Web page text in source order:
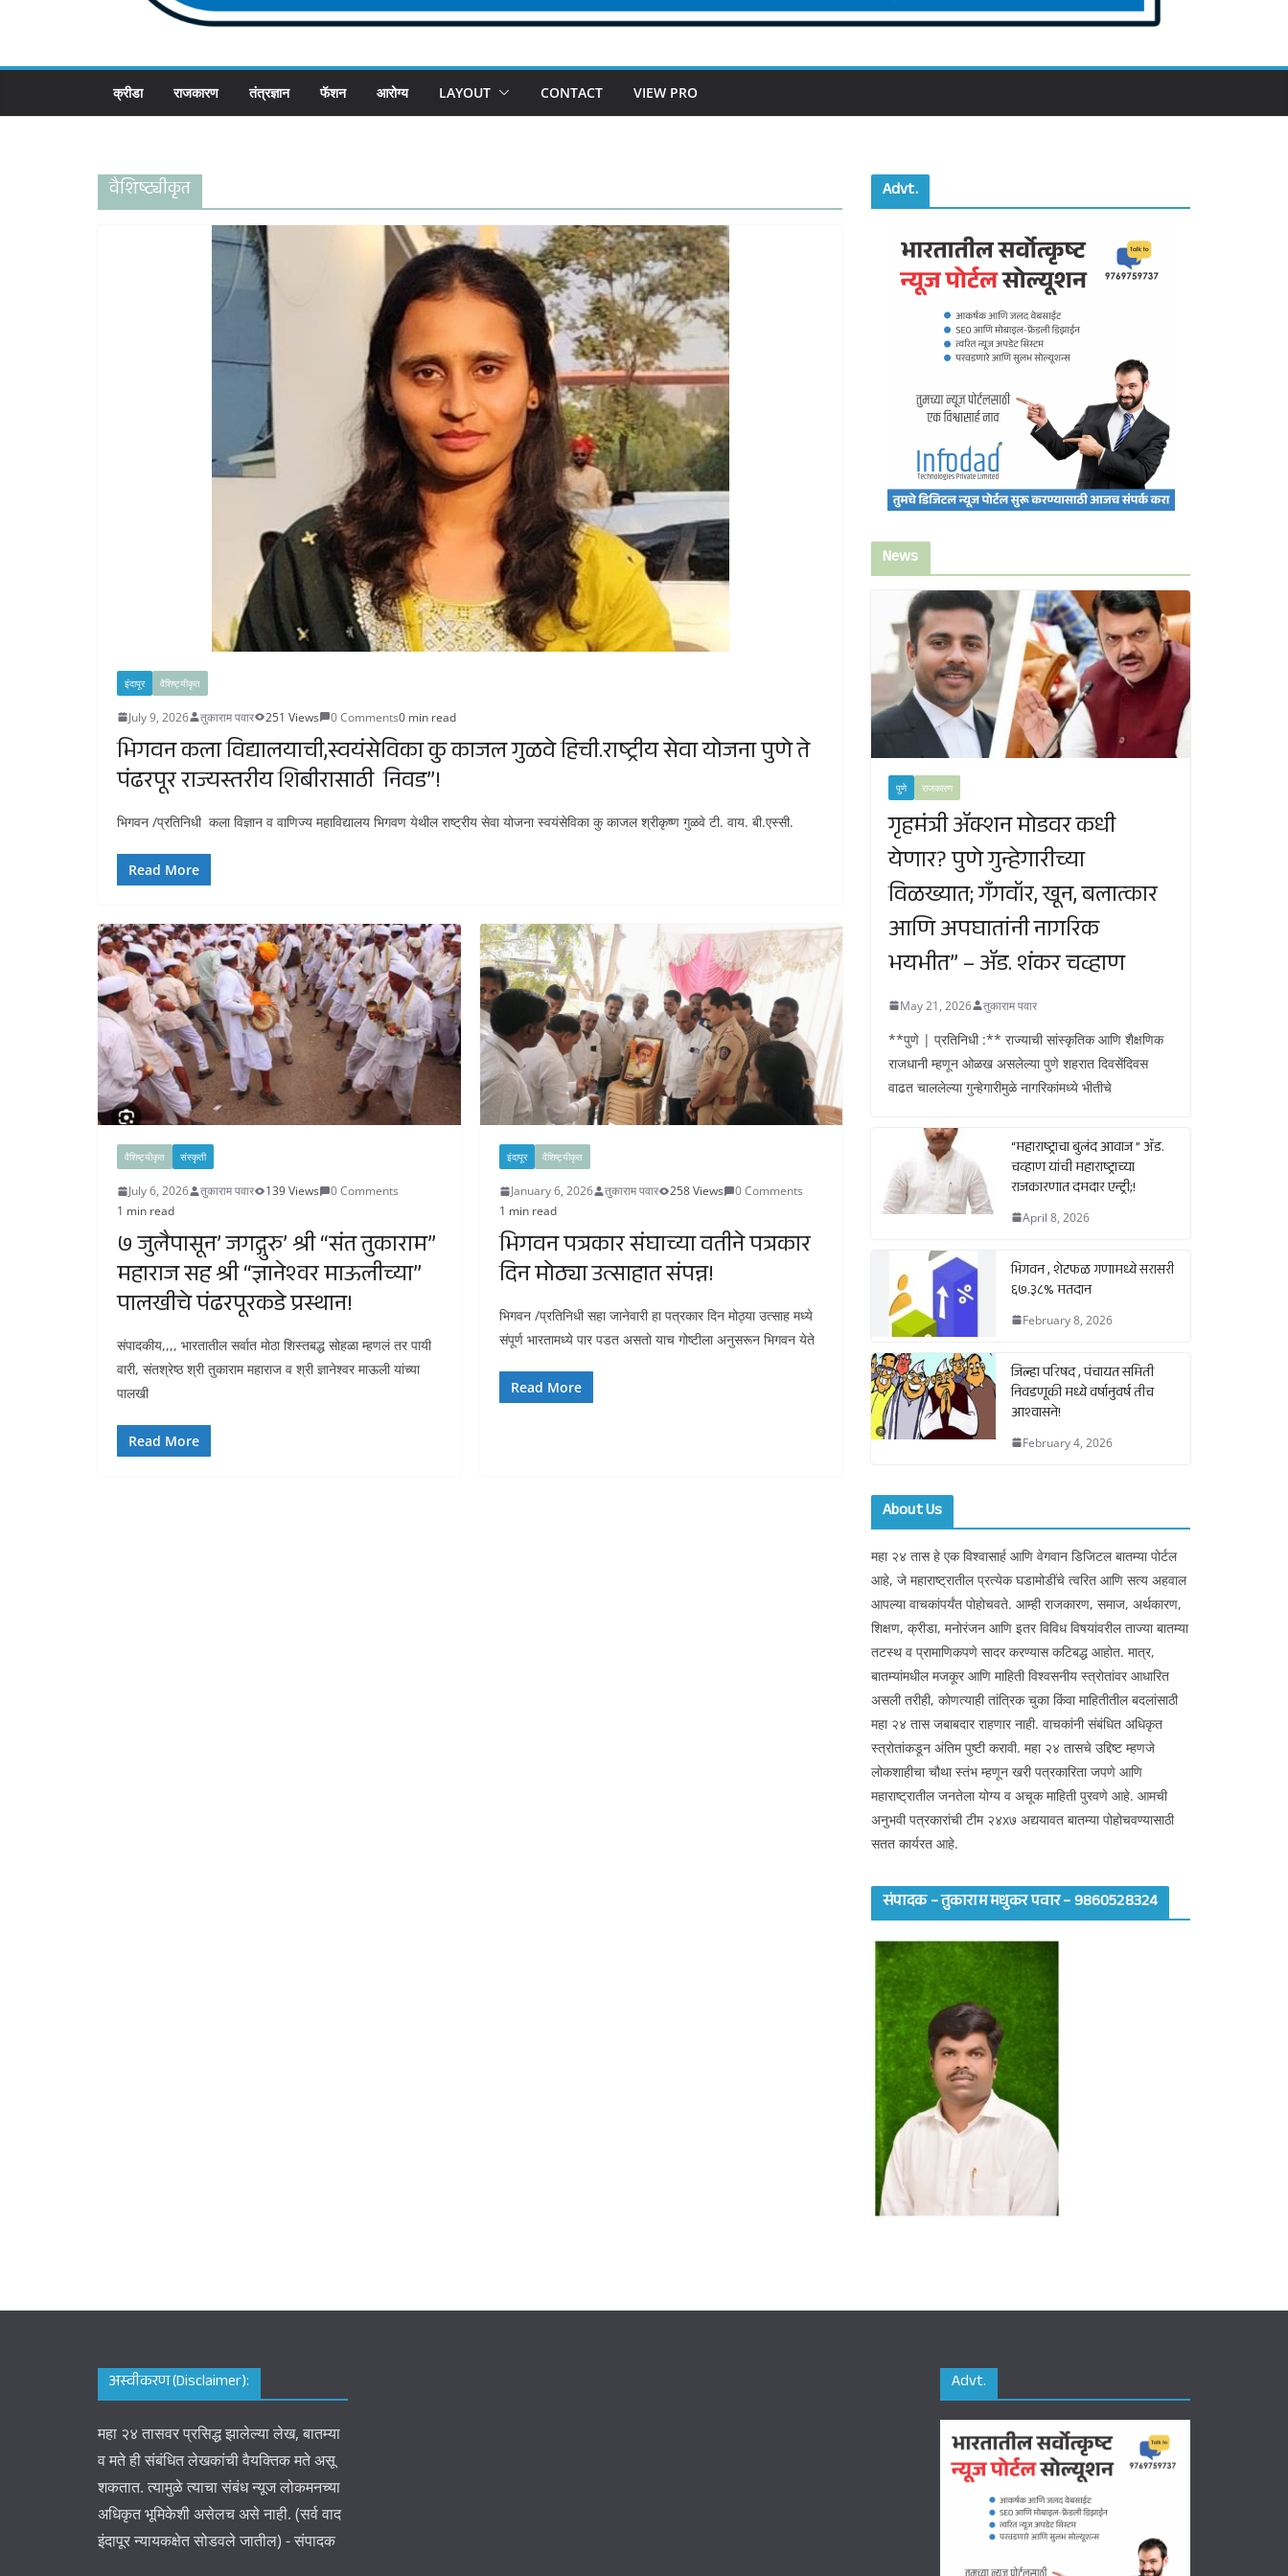
क्रीडा राजकारण तंत्रज्ञान फॅशन आरोग्य LAYOUT CONTACT VIEW PRO
वैशिष्ट्यीकृत
इंदापूर वैशिष्ट्यीकृत
July 9, 2026 तुकाराम पवार 251 Views 0 Comments0 min read
भिगवन कला विद्यालयाची,स्वयंसेविका कु काजल गुळवे हिची.राष्ट्रीय सेवा योजना पुणे ते
पंढरपूर राज्यस्तरीय शिबीरासाठी निवड”!
भिगवन /प्रतिनिधी कला विज्ञान व वाणिज्य महाविद्यालय भिगवण येथील राष्ट्रीय सेवा योजना स्वयंसेविका कु काजल श्रीकृष्ण गुळवे टी. वाय. बी.एस्सी.
Read More
वैशिष्ट्यीकृत संस्कृती
July 6, 2026 तुकाराम पवार 139 Views
0 Comments
1 min read
७ जुलैपासून’ जगद्गुरु’ श्री “संत तुकाराम”
महाराज सह श्री “ज्ञानेश्वर माऊलीच्या”
पालखीचे पंढरपूरकडे प्रस्थान!
संपादकीय,,,, भारतातील सर्वात मोठा शिस्तबद्ध सोहळा म्हणलं तर पायी
वारी, संतश्रेष्ठ श्री तुकाराम महाराज व श्री ज्ञानेश्वर माऊली यांच्या
पालखी
Read More
इंदापूर वैशिष्ट्यीकृत
January 6, 2026 तुकाराम पवार 258 Views
0 Comments
1 min read
भिगवन पत्रकार संघाच्या वतीने पत्रकार
दिन मोठ्या उत्साहात संपन्न!
भिगवन /प्रतिनिधी सहा जानेवारी हा पत्रकार दिन मोठ्या उत्साह मध्ये
संपूर्ण भारतामध्ये पार पडत असतो याच गोष्टीला अनुसरून भिगवन येते
Read More
Advt.
News
पुणे राजकारण
गृहमंत्री ॲक्शन मोडवर कधी
येणार? पुणे गुन्हेगारीच्या
विळख्यात; गॅंगवॉर, खून, बलात्कार
आणि अपघातांनी नागरिक
भयभीत” – ॲड. शंकर चव्हाण
May 21, 2026 तुकाराम पवार
**पुणे | प्रतिनिधी :** राज्याची सांस्कृतिक आणि शैक्षणिक
राजधानी म्हणून ओळख असलेल्या पुणे शहरात दिवसेंदिवस
वाढत चाललेल्या गुन्हेगारीमुळे नागरिकांमध्ये भीतीचे
“महाराष्ट्राचा बुलंद आवाज ” ॲड.
चव्हाण यांची महाराष्ट्राच्या
राजकारणात दमदार एन्ट्री;!
April 8, 2026
भिगवन , शेटफळ गणामध्ये सरासरी
६७.३८% मतदान
February 8, 2026
जिल्हा परिषद , पंचायत समिती
निवडणूकी मध्ये वर्षानुवर्ष तीच
आश्वासने!
February 4, 2026
About Us
महा २४ तास हे एक विश्वासार्ह आणि वेगवान डिजिटल बातम्या पोर्टल
आहे, जे महाराष्ट्रातील प्रत्येक घडामोडींचे त्वरित आणि सत्य अहवाल
आपल्या वाचकांपर्यंत पोहोचवते. आम्ही राजकारण, समाज, अर्थकारण,
शिक्षण, क्रीडा, मनोरंजन आणि इतर विविध विषयांवरील ताज्या बातम्या
तटस्थ व प्रामाणिकपणे सादर करण्यास कटिबद्ध आहोत. मात्र,
बातम्यांमधील मजकूर आणि माहिती विश्वसनीय स्त्रोतांवर आधारित
असली तरीही, कोणत्याही तांत्रिक चुका किंवा माहितीतील बदलांसाठी
महा २४ तास जबाबदार राहणार नाही. वाचकांनी संबंधित अधिकृत
स्त्रोतांकडून अंतिम पुष्टी करावी. महा २४ तासचे उद्दिष्ट म्हणजे
लोकशाहीचा चौथा स्तंभ म्हणून खरी पत्रकारिता जपणे आणि
महाराष्ट्रातील जनतेला योग्य व अचूक माहिती पुरवणे आहे. आमची
अनुभवी पत्रकारांची टीम २४x७ अद्ययावत बातम्या पोहोचवण्यासाठी
सतत कार्यरत आहे.
संपादक – तुकाराम मधुकर पवार – 9860528324
अस्वीकरण (Disclaimer):
महा २४ तासवर प्रसिद्ध झालेल्या लेख, बातम्या
व मते ही संबंधित लेखकांची वैयक्तिक मते असू
शकतात. त्यामुळे त्याचा संबंध न्यूज लोकमनच्या
अधिकृत भूमिकेशी असेलच असे नाही. (सर्व वाद
इंदापूर न्यायकक्षेत सोडवले जातील) - संपादक
Advt.